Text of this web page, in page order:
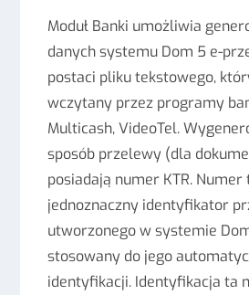
Moduł Banki umożliwia
danych systemu Dom 5 e-
postaci pliku tekstowego,
wczytany przez programy
Multicash, VideoTel.
sposób przelewy (dla
posiadają numer KTR.
jednoznaczny identyfikator
utworzonego w systemie
stosowany do jego
identyfikacji. Identyfikacja ta